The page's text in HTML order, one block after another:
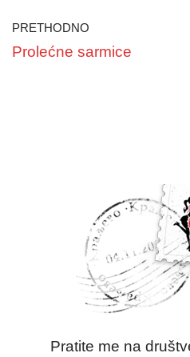
PRETHODNO
Prolećne sarmice
Pratite me na